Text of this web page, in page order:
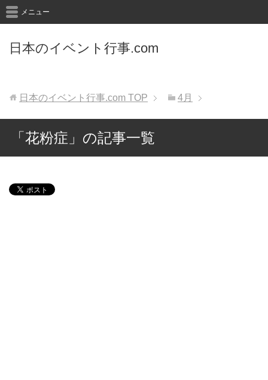
日本のイベント行事.com
メニュー
日本のイベント行事.com TOP 4月
「花粉症」の記事一覧